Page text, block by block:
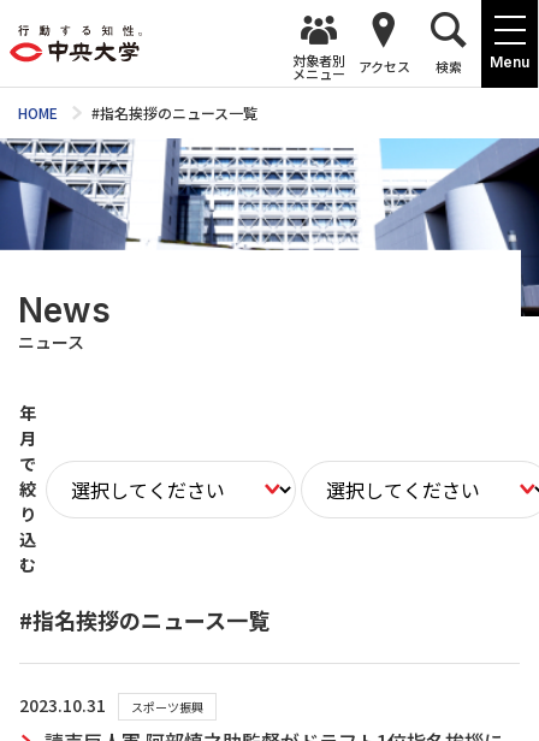
Menu
対象者別
メニュー アクセス 検索
HOME #指名挨拶のニュース一覧
News
ニュース
年
月
で
絞
り
込
む
#指名挨拶のニュース一覧
2023.10.31 スポーツ振興